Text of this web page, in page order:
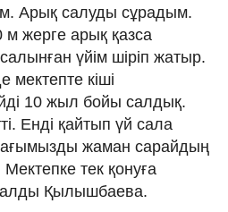
Арық салуды сұрадым.
жерге арық қазса
үйім шіріп жатыр.
мектепте кіші
10 жыл бойы салдық.
Енді қайтып үй сала
жаман сарайдың
тек қонуға
Қылышбаева.